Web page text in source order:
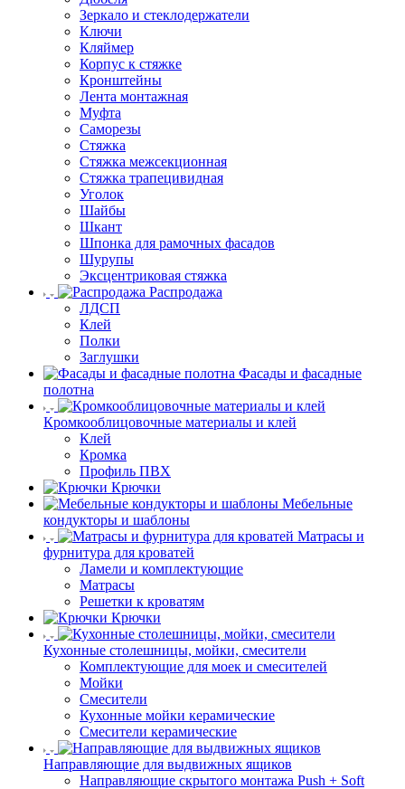
Зеркало и стеклодержатели
Ключи
Кляймер
Корпус к стяжке
Кронштейны
Лента монтажная
Муфта
Саморезы
Стяжка
Стяжка межсекционная
Стяжка трапецивидная
Уголок
Шайбы
Шкант
Шпонка для рамочных фасадов
Шурупы
Эксцентриковая стяжка
Распродажа
ЛДСП
Клей
Полки
Заглушки
Фасады и фасадные
полотна
Кромкооблицовочные материалы и клей
Клей
Кромка
Профиль ПВХ
Крючки
Мебельные
кондукторы и шаблоны
Матрасы и
фурнитура для кроватей
Ламели и комплектующие
Матрасы
Решетки к кроватям
Крючки
Кухонные столешницы, мойки, смесители
Комплектующие для моек и смесителей
Мойки
Смесители
Кухонные мойки керамические
Смесители керамические
Направляющие для выдвижных ящиков
Направляющие скрытого монтажа Push + Soft